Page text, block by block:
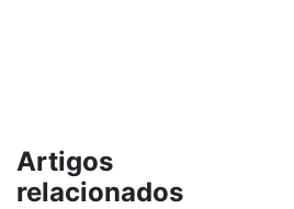
Artigos
relacionados